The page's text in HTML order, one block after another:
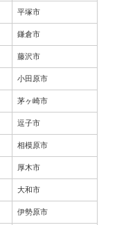
平塚市
鎌倉市
藤沢市
小田原市
茅ヶ崎市
逗子市
相模原市
厚木市
大和市
伊勢原市